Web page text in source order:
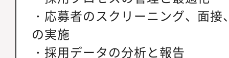
・応募者のスクリーニング、面
の実施
・採用データの分析と報告